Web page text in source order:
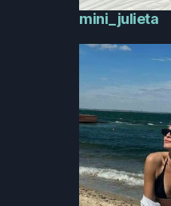
mini_julieta